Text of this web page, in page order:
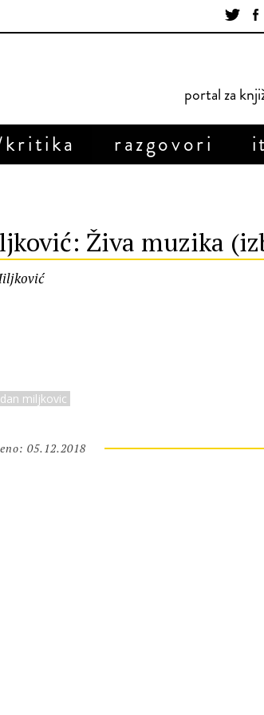
portal za
kritika razgovori
Živa muzika
miljkovic
05.12.2018